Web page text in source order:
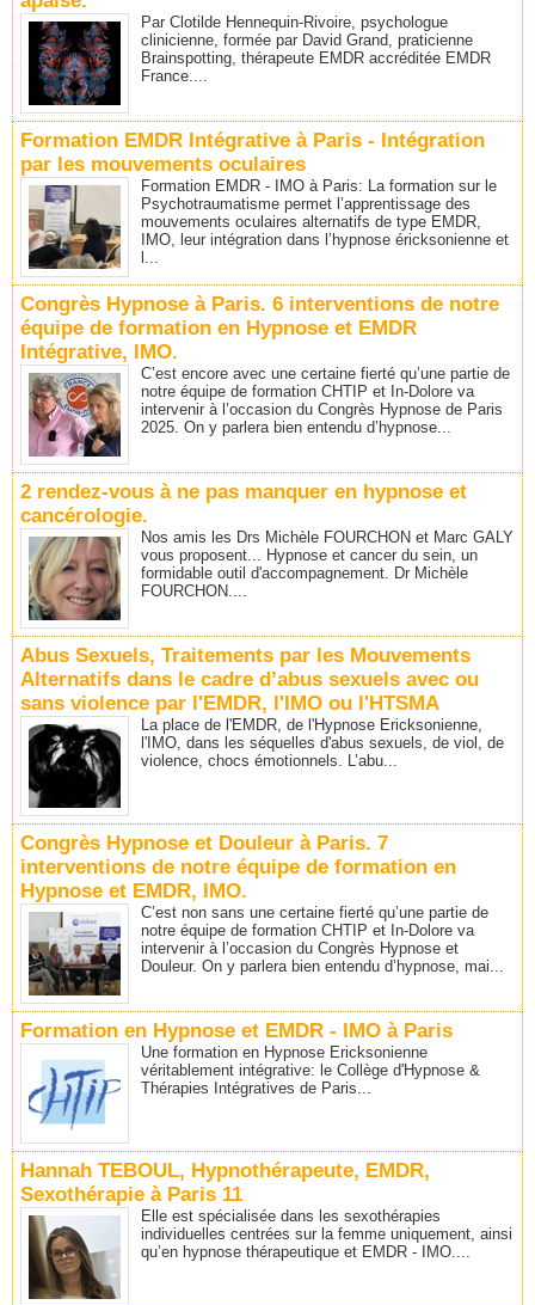
Par Clotilde Hennequin-Rivoire, psychologue
clinicienne, formée par David Grand, praticienne
Brainspotting, thérapeute EMDR accréditée EMDR
France....
Formation EMDR Intégrative à Paris - Intégration
par les mouvements oculaires
Formation EMDR - IMO à Paris: La formation sur le
Psychotraumatisme permet l’apprentissage des
mouvements oculaires alternatifs de type EMDR,
IMO, leur intégration dans l’hypnose éricksonienne et
l...
Congrès Hypnose à Paris. 6 interventions de notre
équipe de formation en Hypnose et EMDR
Intégrative, IMO.
C’est encore avec une certaine fierté qu’une partie de
notre équipe de formation CHTIP et In-Dolore va
intervenir à l’occasion du Congrès Hypnose de Paris
2025. On y parlera bien entendu d’hypnose...
2 rendez-vous à ne pas manquer en hypnose et
cancérologie.
Nos amis les Drs Michèle FOURCHON et Marc GALY
vous proposent... Hypnose et cancer du sein, un
formidable outil d'accompagnement. Dr Michèle
FOURCHON....
Abus Sexuels, Traitements par les Mouvements
Alternatifs dans le cadre d’abus sexuels avec ou
sans violence par l'EMDR, l'IMO ou l'HTSMA
La place de l'EMDR, de l'Hypnose Ericksonienne,
l'IMO, dans les séquelles d'abus sexuels, de viol, de
violence, chocs émotionnels. L’abu...
Congrès Hypnose et Douleur à Paris. 7
interventions de notre équipe de formation en
Hypnose et EMDR, IMO.
C’est non sans une certaine fierté qu’une partie de
notre équipe de formation CHTIP et In-Dolore va
intervenir à l’occasion du Congrès Hypnose et
Douleur. On y parlera bien entendu d’hypnose, mai...
Formation en Hypnose et EMDR - IMO à Paris
Une formation en Hypnose Ericksonienne
véritablement intégrative: le Collège d'Hypnose &
Thérapies Intégratives de Paris...
Hannah TEBOUL, Hypnothérapeute, EMDR,
Sexothérapie à Paris 11
Elle est spécialisée dans les sexothérapies
individuelles centrées sur la femme uniquement, ainsi
qu’en hypnose thérapeutique et EMDR - IMO....